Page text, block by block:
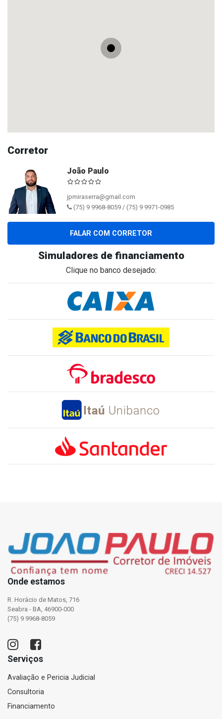
Corretor
João Paulo
jpmiraserra@gmail.com
(75) 9 9968-8059 / (75) 9 9971-0985
FALAR COM CORRETOR
Simuladores de financiamento
Clique no banco desejado:
Onde estamos
R. Horácio de Matos, 716
Seabra - BA, 46900-000
(75) 9 9968-8059
Serviços
Avaliação e Pericia Judicial
Consultoria
Financiamento